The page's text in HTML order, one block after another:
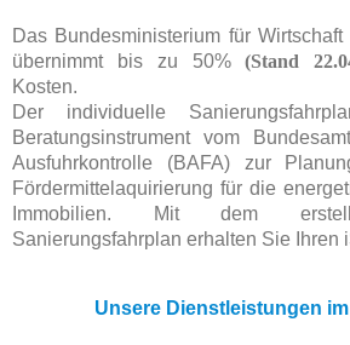
Das Bundesministerium für
übernimmt bis zu 50%(Stand
Kosten.
Der individuelle
Beratungsinstrument vom
Ausfuhrkontrolle (BAFA) zur
Fördermittelaquirierung für die
Immobilien. Mit dem
Sanierungsfahrplan erhalten Sie Ihren
Unsere Dienstleistungen